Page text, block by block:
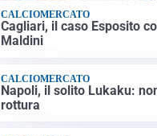
CALCIOMERCATO
Cagliari, il caso Esposito
Maldini
CALCIOMERCATO
Napoli, il solito Lukaku:
rottura